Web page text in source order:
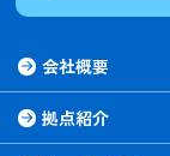
会社概要
拠点紹介